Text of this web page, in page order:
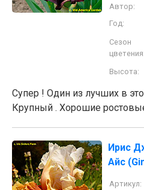
Автор:
Год:
Сезон
цветения:
Высота:
Супер ! Один из лучших в
Крупный . Хорошие
Ирис
Айс
Артикул: